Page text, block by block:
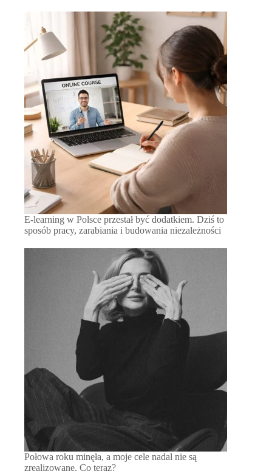
E-learning w Polsce przestał być dodatkiem. Dziś to
sposób pracy, zarabiania i budowania niezależności
Połowa roku minęła, a moje cele nadal nie są
zrealizowane. Co teraz?